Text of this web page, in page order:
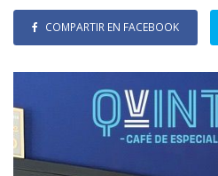
COMPARTIR EN FACEBOOK